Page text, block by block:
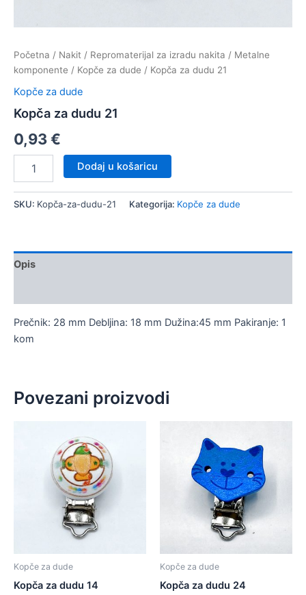
Početna / Nakit / Repromaterijal za izradu nakita / Metalne
komponente / Kopče za dude / Kopča za dudu 21
Kopče za dude
Kopča za dudu 21
0,93€
21
Dodaj u košaricu
SKU: Kopča-za-dudu-21 Kategorija: Kopče za dude
Opis
Prečnik: 28 mm Debljina: 18 mm Dužina:45 mm Pakiranje: 1
kom
Povezani proizvodi
Kopče za dude
Kopča za dudu 14
Kopče za dude
Kopča za dudu 24